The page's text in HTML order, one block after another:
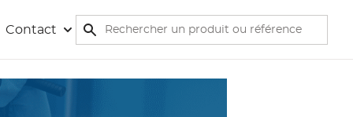
Contact
Rechercher
Rechercher